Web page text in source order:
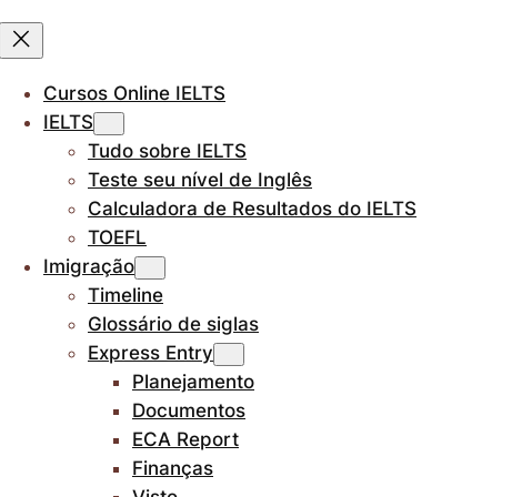
Cursos Online IELTS
IELTS
Tudo sobre IELTS
Teste seu nível de Inglês
Calculadora de Resultados do IELTS
TOEFL
Imigração
Timeline
Glossário de siglas
Express Entry
Planejamento
Documentos
ECA Report
Finanças